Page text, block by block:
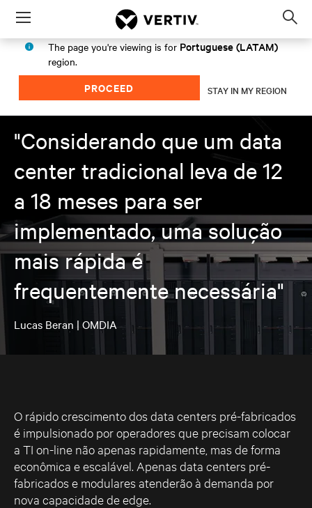
Menu
The page you're viewing is for Portuguese (LATAM)
region.
PROCEED STAY IN MY REGION
"Considerando que um data
center tradicional leva de 12
a 18 meses para ser
implementado, uma solução
mais rápida é
frequentemente necessária"
Lucas Beran | OMDIA
O rápido crescimento dos data centers pré-fabricados
é impulsionado por operadores que precisam colocar
a TI on-line não apenas rapidamente, mas de forma
econômica e escalável. Apenas data centers pré-
fabricados e modulares atenderão à demanda por
nova capacidade de edge.